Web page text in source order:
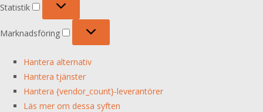
Statistik
Marknadsföring
Hantera alternativ
Hantera tjänster
Hantera {vendor_count}-leverantörer
Läs mer om dessa syften